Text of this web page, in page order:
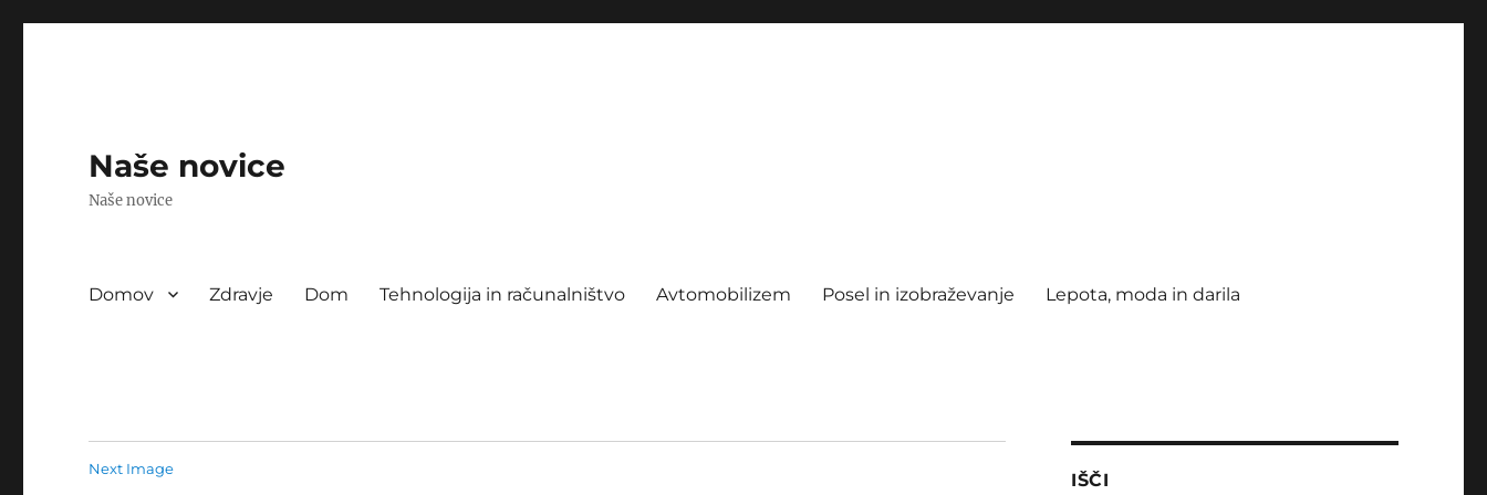
Naše novice
Naše novice
Domov Zdravje Dom Tehnologija in računalništvo Avtomobilizem Posel in izobraževanje Lepota, moda in darila
Next Image
IŠČI